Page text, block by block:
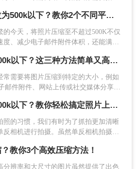
选择文件压缩-图片压缩。
批量添加，然后选择压缩类型、
有简单的方法压缩图片大小呢？当然
大家介绍一下如何对图片压缩的方法步
如何将图片大小改为500k以下？教你2个不同平台的方法！
的今天，将照片压缩至不超过500K不仅
度、减少电子邮件附件体积，还能满足
介绍两种有效的方法来帮助您轻松实现
图片如何压缩到200k以下？这三种方法简单又高效！
常需要将图片压缩到特定的大小，例如
邮件附件、网站上传或社交媒体分享的
效方法，帮助您轻松完成图片压缩，同
。
图片如何压缩到200k以下？教你轻松搞定照片上传限制
照的习惯，我们有时为了抓拍更加清晰
相机进行拍摄。虽然单反相机拍摄出
间；那么有什么方法是既可以保留图片
体积呢？方法是有的，我们只需将图片
教你3个高效压缩方法！
分辨率和大尺寸的图片虽然提供了出色